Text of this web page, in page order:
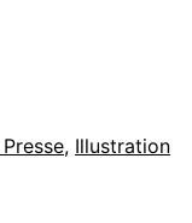
, Illustration